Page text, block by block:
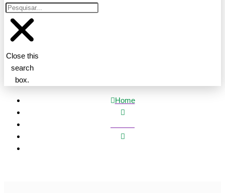
Close this
search
box.
Home